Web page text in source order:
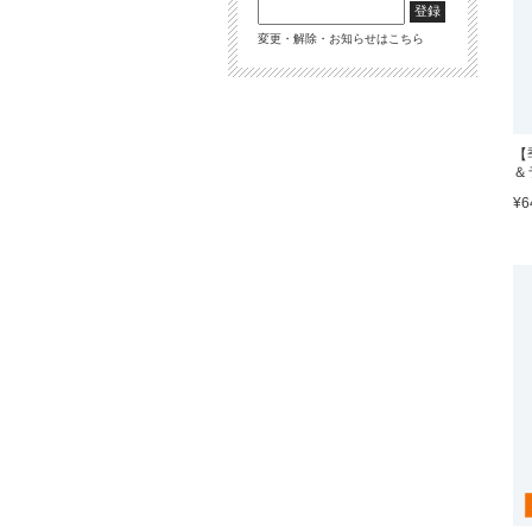
＆
変更・解除・お知らせはこちら